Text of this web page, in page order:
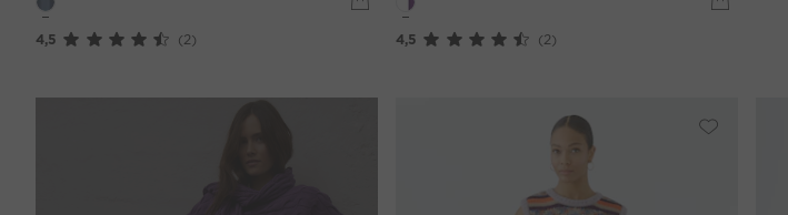
4,5 (2) 4,5 (2)